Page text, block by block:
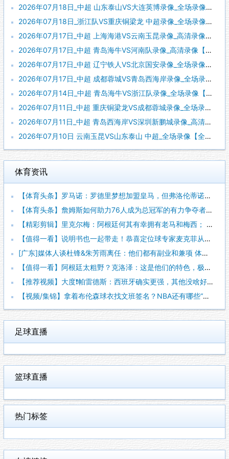
2026年07月18日_中超 山东泰山VS大连英博录像_全场录像【视频集锦】
2026年07月18日_浙江队VS重庆铜梁龙 中超录像_全场录像【视频集锦】
2026年07月17日_中超 上海海港VS云南玉昆录像_高清录像【全场回放】
2026年07月17日_中超 青岛海牛VS河南队录像_高清录像【全场回放】
2026年07月17日_中超 辽宁铁人VS北京国安录像_全场录像【全场回放】
2026年07月17日_中超 成都蓉城VS青岛西海岸录像_全场录像【全场回放】
2026年07月14日_中超 青岛海牛VS浙江队录像_全场录像【全场回放】
2026年07月11日_中超 重庆铜梁龙VS成都蓉城录像_全场录像【全场回放】
2026年07月11日_中超 青岛西海岸VS深圳新鹏城录像_高清录像【全场回放】
2026年07月10日 云南玉昆VS山东泰山 中超_全场录像【全场回放】
体育资讯
【体育头条】罗马诺：罗德里梦想加盟皇马，但弗洛伦蒂诺尚未批准
【体育头条】詹姆斯如何助力76人成为总冠军的有力争夺者？组织
【精彩剪辑】里克尔梅：阿根廷何其有幸拥有老马和梅西； 体力充
【值得一看】说明书也一起带走！恭喜定位球专家麦克菲从维拉转投
[广东]媒体人谈杜锋&朱芳雨离任：他们都有副业和兼项 体育唯
【值得一看】阿根廷太粗野？克洛泽：这是他们的特色，极其强调对
【推荐视频】大度❗️帕雷德斯：西班牙确实更强，其他没啥好辟谣
【视频/集锦】拿着布伦森球衣找文班签名？NBA还有哪些“贴脸
足球直播
篮球直播
热门标签